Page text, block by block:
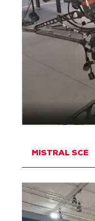
MISTRAL SCE